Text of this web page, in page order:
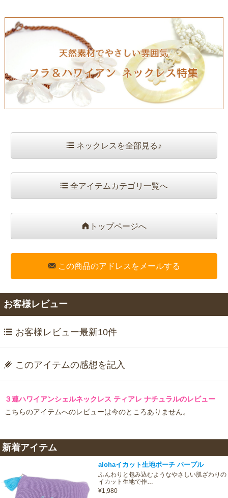
ネックレスを全部見る♪
全アイテムカテゴリ一覧へ
トップページへ
この商品のアドレスをメールする
お客様レビュー
お客様レビュー最新10件
このアイテムの感想を記入
３連ハワイアンシェルネックレス ティアレ ナチュラルのレビュー
こちらのアイテムへのレビューは今のところありません。
新着アイテム
alohaイカット生地ポーチ パープル
ふんわりと包み込むようなやさしい肌ざわりの
イカット生地で作…
¥1,980